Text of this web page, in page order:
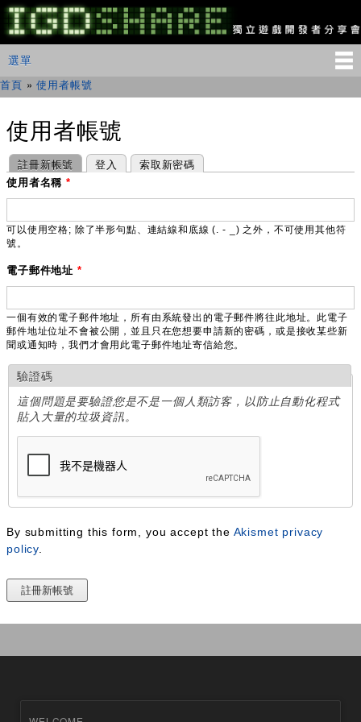
移
至
主
IGDSHARE
獨
遊
發
享
會
主選單
選單
您在這裡
首頁 »使用者帳號
使用者帳號
主要索引標籤
註冊新帳號
(作用中頁籤) 登入 索取新密碼
使用者名稱*
可以使用空格; 除了半形句點、連結線和底線 (. - _) 之外，不可使用其他符
號。
電子郵件地址 *
一個有效的電子郵件地址，所有由系統發出的電子郵件將往此地址。此電子
郵件地址位址不會被公開，並且只在您想要申請新的密碼，或是接收某些新
聞或通知時，我們才會用此電子郵件地址寄信給您。
驗證碼
這個問題是要驗證您是不是一個人類訪客，以防止自動化程式
貼入大量的垃圾資訊。
By submitting this form, you accept the Akismet privacy
policy